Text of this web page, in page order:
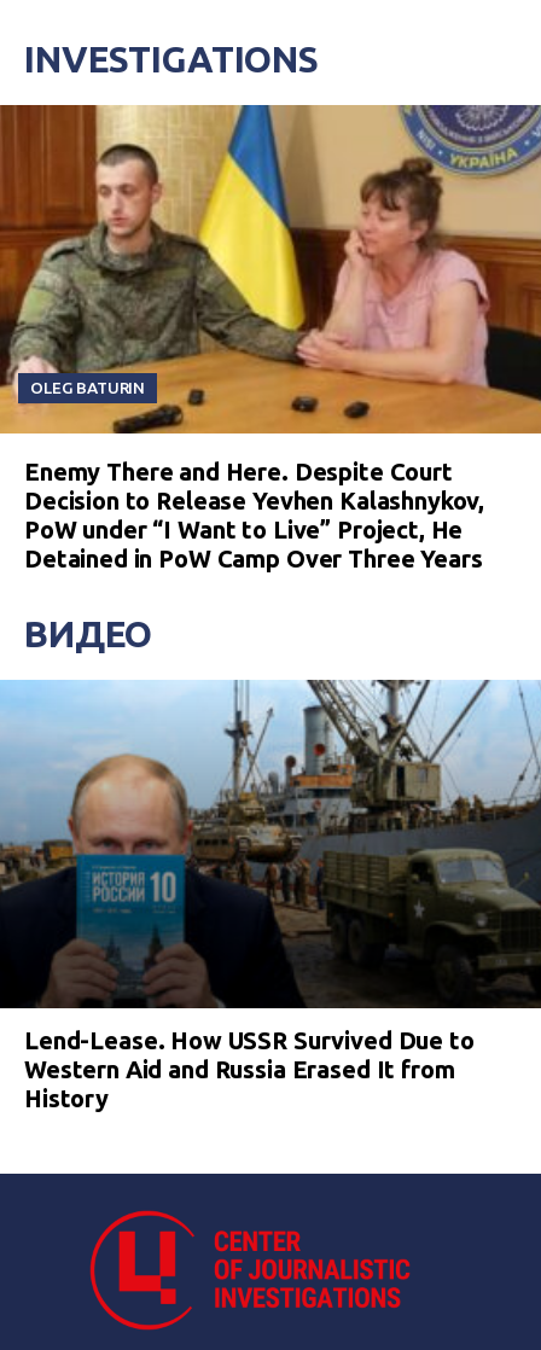
INVESTIGATIONS
OLEG BATURIN
Enemy There and Here. Despite Court
Decision to Release Yevhen Kalashnykov,
PoW under “I Want to Live” Project, He
Detained in PoW Camp Over Three Years
ВИДЕО
Lend-Lease. How USSR Survived Due to
Western Aid and Russia Erased It from
History